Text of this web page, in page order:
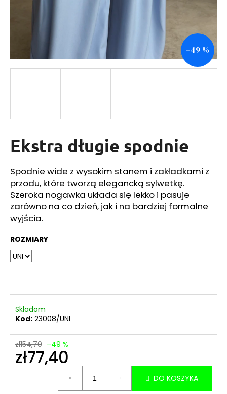
Ekstra długie spodnie
Spodnie wide z wysokim stanem i zakładkami z
przodu, które tworzą elegancką sylwetkę.
Szeroka nogawka układa się lekko i pasuje
zarówno na co dzień, jak i na bardziej formalne
wyjścia.
ROZMIARY
Skladom
Kod: 23008/UNI
zł154,70 –49 %
zł77,40
DO KOSZYKA
–49 %
SZUKAJ
e
a
m